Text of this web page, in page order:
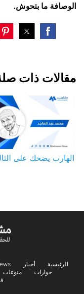
الوصافة ما بتحوش.
مقالات ذات
الهارب يضحك على
الرئيسية أخبار
حوارات
منوعات